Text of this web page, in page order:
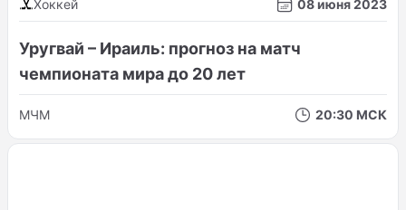
Хоккей 08 июня 2023
Уругвай – Ираиль: прогноз на матч
чемпионата мира до 20 лет
МЧМ 20:30 МСК